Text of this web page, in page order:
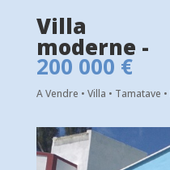
Villa
moderne -
200 000 €
A Vendre • Villa • Tamatave •